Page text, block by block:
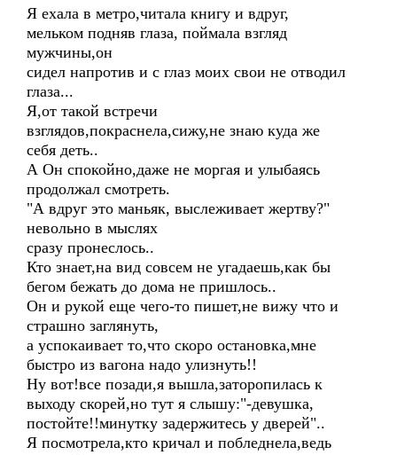
Я ехала в метро,читала книгу и вдруг,
мельком подняв глаза, поймала взгляд
мужчины,он
сидел напротив и с глаз моих свои не отводил
глаза...
Я,от такой встречи
взглядов,покраснела,сижу,не знаю куда же
себя деть..
А Он спокойно,даже не моргая и улыбаясь
продолжал смотреть.
"А вдруг это маньяк, выслеживает жертву?"
невольно в мыслях
сразу пронеслось..
Кто знает,на вид совсем не угадаешь,как бы
бегом бежать до дома не пришлось..
Он и рукой еще чего-то пишет,не вижу что и
страшно заглянуть,
а успокаивает то,что скоро остановка,мне
быстро из вагона надо улизнуть!!
Ну вот!все позади,я вышла,заторопилась к
выходу скорей,но тут я слышу:"-девушка,
постойте!!минутку задержитесь у дверей"..
Я посмотрела,кто кричал и побледнела,ведь